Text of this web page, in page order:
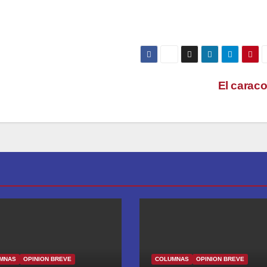
El
OPINION BREVE COLUMNAS OPINION BREVE